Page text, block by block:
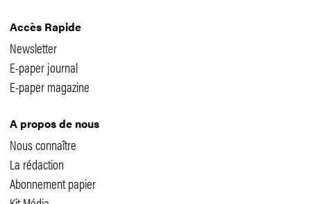
Accès Rapide
Newsletter
E-paper journal
E-paper magazine
A propos de nous
Nous connaître
La rédaction
Abonnement papier